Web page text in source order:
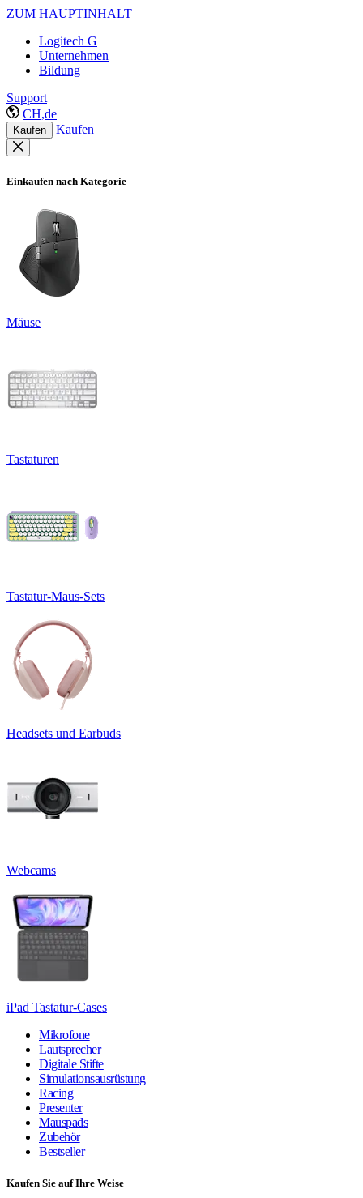
ZUM HAUPTINHALT
Logitech G
Unternehmen
Bildung
Support
CH,de
Kaufen Kaufen
Einkaufen nach Kategorie
Mäuse
Tastaturen
Tastatur-Maus-Sets
Headsets und Earbuds
Webcams
iPad Tastatur-Cases
Mikrofone
Lautsprecher
Digitale Stifte
Simulationsausrüstung
Racing
Presenter
Mauspads
Zubehör
Bestseller
Kaufen Sie auf Ihre Weise